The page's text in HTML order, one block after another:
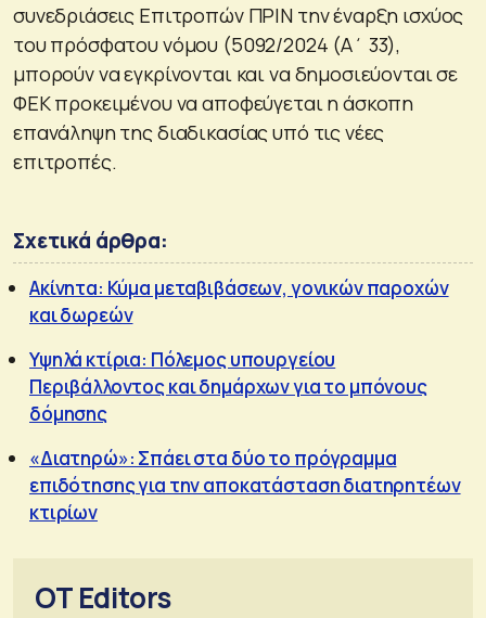
συνεδριάσεις Επιτροπών ΠΡΙΝ την έναρξη ισχύος
του πρόσφατου νόμου (5092/2024 (Α΄ 33),
μπορούν να εγκρίνονται και να δημοσιεύονται σε
ΦΕΚ προκειμένου να αποφεύγεται η άσκοπη
επανάληψη της διαδικασίας υπό τις νέες
επιτροπές.
Σχετικά άρθρα:
Ακίνητα: Κύμα μεταβιβάσεων, γονικών παροχών
και δωρεών
Υψηλά κτίρια: Πόλεμος υπουργείου
Περιβάλλοντος και δημάρχων για το μπόνους
δόμησης
«Διατηρώ»: Σπάει στα δύο το πρόγραμμα
επιδότησης για την αποκατάσταση διατηρητέων
κτιρίων
OT Editors